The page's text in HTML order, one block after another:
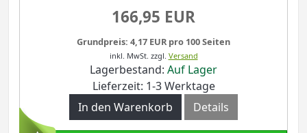
166,95 EUR
Grundpreis: 4,17 EUR pro 100 Seiten
inkl. MwSt. zzgl. Versand
Lagerbestand: Auf Lager
Lieferzeit: 1-3 Werktage
In den Warenkorb
Details